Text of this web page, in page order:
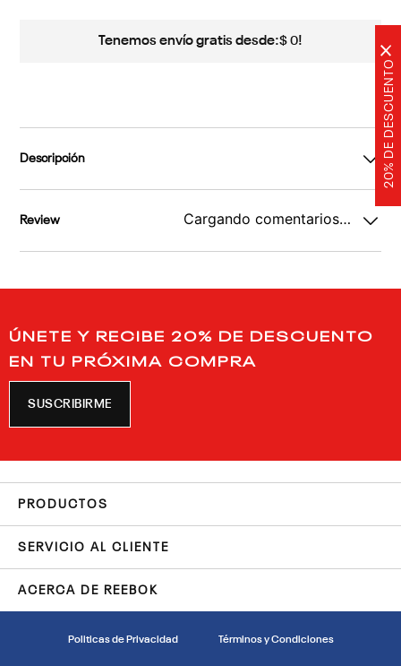
20% DE DESCUENTO
×
Tenemos envío gratis desde:$ 0!
Descripción
Review Cargando comentarios…
ÚNETE Y RECIBE 20% DE DESCUENTO
EN TU PRÓXIMA COMPRA
SUSCRIBIRME
PRODUCTOS
SERVICIO AL CLIENTE
ACERCA DE REEBOK
Politicas de Privacidad Términos y Condiciones